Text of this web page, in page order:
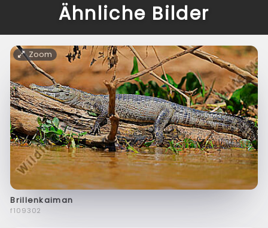
Ähnliche Bilder
Zoom
Brillenkaiman
f109302